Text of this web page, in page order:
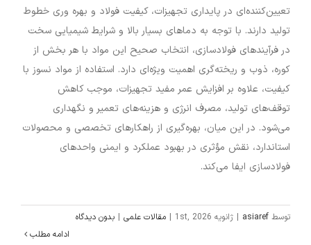
تعیین‌کننده‌ای در پایداری تجهیزات، کیفیت فولاد و بهره‌ وری خطوط
تولید دارند. با توجه به دماهای بسیار بالا و شرایط شیمیایی سخت
در فرآیندهای فولادسازی، انتخاب صحیح این مواد با هر بخش از
کوره، ذوب و ریخته‌گری اهمیت ویژه‌ای دارد. استفاده از مواد نسوز با
کیفیت، علاوه بر افزایش عمر مفید تجهیزات، موجب کاهش
توقف‌های تولید، مصرف انرژی و هزینه‌های تعمیر و نگهداری
می‌شود. در این میان، بهره‌گیری از راهکارهای تخصصی و محصولات
استاندارد، نقش مؤثری در بهبود عملکرد و ایمنی واحدهای
فولادسازی ایفا می‌کند.
توسط asiaref
| ژانویه 1st, 2026 | مقالات علمی | بدون دیدگاه
ادامه مطلب